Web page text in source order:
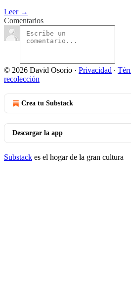
Leer →
Comentarios
© 2026 David Osorio · Privacidad ∙
recolección
Crea tu Substack
Descargar la app
Substack es el hogar de la gran cultura